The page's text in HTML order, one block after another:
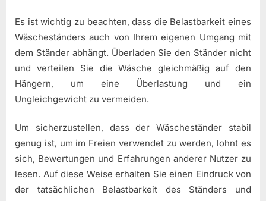
Es ist wichtig zu beachten, dass die Belastbarkeit eines
Wäscheständers auch von Ihrem eigenen Umgang mit
dem Ständer abhängt. Überladen Sie den Ständer nicht
und verteilen Sie die Wäsche gleichmäßig auf den
Hängern, um eine Überlastung und ein
Ungleichgewicht zu vermeiden.
Um sicherzustellen, dass der Wäscheständer stabil
genug ist, um im Freien verwendet zu werden, lohnt es
sich, Bewertungen und Erfahrungen anderer Nutzer zu
lesen. Auf diese Weise erhalten Sie einen Eindruck von
der tatsächlichen Belastbarkeit des Ständers und